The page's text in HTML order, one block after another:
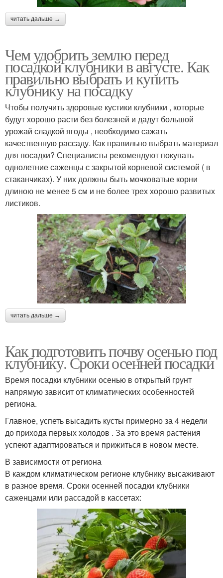
читать дальше →
Чем удобрить землю перед
посадкой клубники в августе. Как
правильно выбрать и купить
клубнику на посадку
Чтобы получить здоровые кустики клубники , которые
будут хорошо расти без болезней и дадут большой
урожай сладкой ягоды , необходимо сажать
качественную рассаду. Как правильно выбрать материал
для посадки? Специалисты рекомендуют покупать
однолетние саженцы с закрытой корневой системой ( в
стаканчиках). У них должны быть мочковатые корни
длиною не менее 5 см и не более трех хорошо развитых
листиков.
читать дальше →
Как подготовить почву осенью под
клубнику. Сроки осенней посадки
Время посадки клубники осенью в открытый грунт
напрямую зависит от климатических особенностей
региона.
Главное, успеть высадить кусты примерно за 4 недели
до прихода первых холодов . За это время растения
успеют адаптироваться и прижиться в новом месте.
В зависимости от региона
В каждом климатическом регионе клубнику высаживают
в разное время. Сроки осенней посадки клубники
саженцами или рассадой в кассетах: